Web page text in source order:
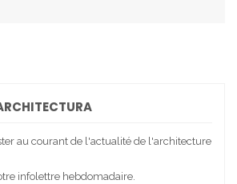
au courant de l'actualité de l'architecture
infolettre hebdomadaire.